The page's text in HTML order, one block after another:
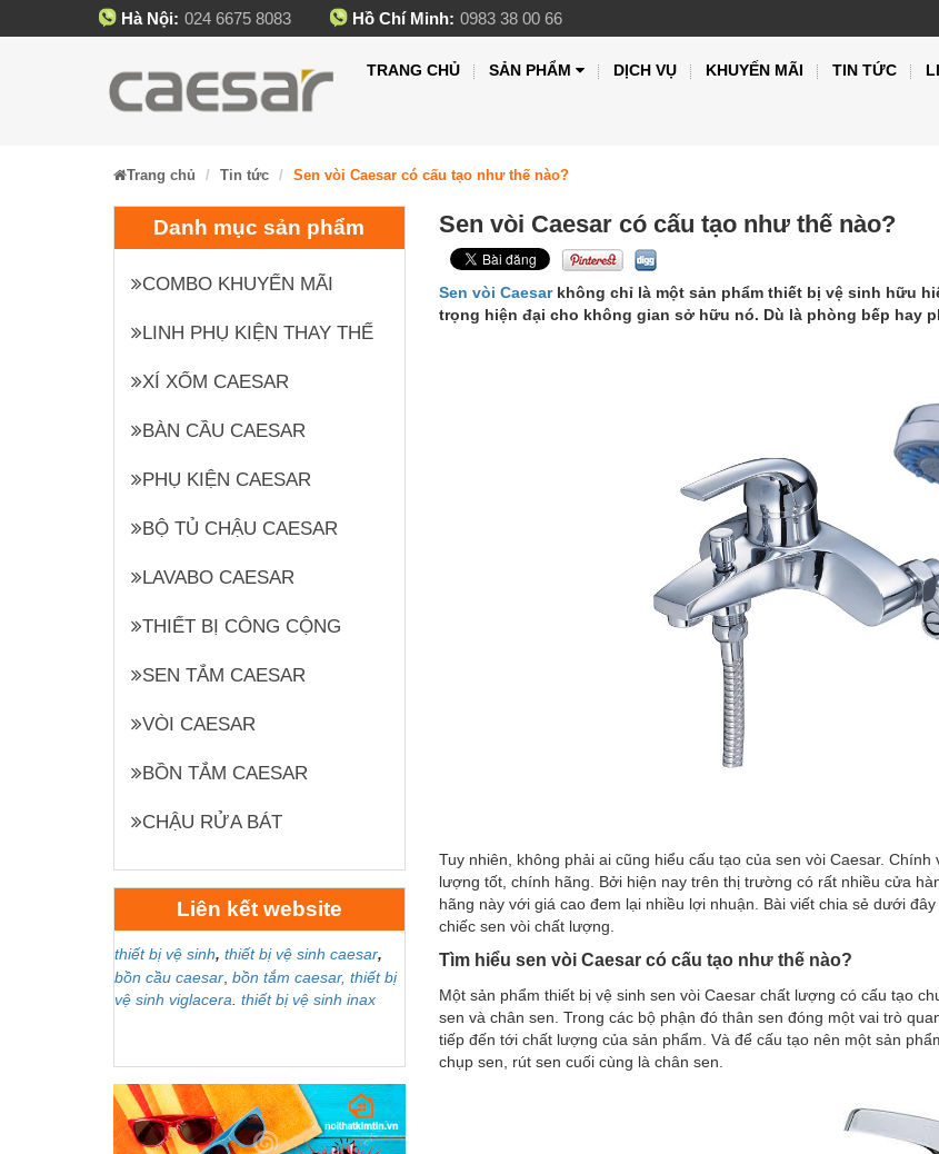
Hà Nội: 024 6675 8083 Hồ Chí Minh: 0983 38 00 66
TRANG CHỦ SẢN PHẨM DỊCH VỤ KHUYẾN MÃI TIN TỨC
Trang chủ Tin tức Sen vòi Caesar có cấu tạo như thế nào?
Danh mục sản phẩm
COMBO KHUYẾN MÃI
LINH PHỤ KIỆN THAY THẾ
XÍ XỔM CAESAR
BÀN CẦU CAESAR
PHỤ KIỆN CAESAR
BỘ TỦ CHẬU CAESAR
LAVABO CAESAR
THIẾT BỊ CÔNG CỘNG
SEN TẮM CAESAR
VÒI CAESAR
BỒN TẮM CAESAR
CHẬU RỬA BÁT
Liên kết website
thiết bị vệ sinh, thiết bị vệ sinh caesar,
bồn cầu caesar bồn tắm caesar, thiết bị
vệ sinh viglacera thiết bị vệ sinh inax
Sen vòi Caesar có cấu tạo như thế nào?
Sen vòi Caesarkhông chỉ là một sản phẩm thiết bị vệ sinh hữu
trọng hiện đại cho không gian sở hữu nó. Dù là phòng bếp hay
Tuy nhiên, không phải ai cũng hiểu cấu tạo của sen vòi Caesar.
lượng tốt, chính hãng. Bởi hiện nay trên thị trường có rất nhiều cửa
hãng này với giá cao đem lại nhiều lợi nhuận. Bài viết chia sẻ dưới
chiếc sen vòi chất lượng.
Tìm hiểu sen vòi Caesar có cấu tạo như thế nào?
Một sản phẩm thiết bị vệ sinh sen vòi Caesar chất lượng có cấu tạo
sen và chân sen. Trong các bộ phận đó thân sen đóng một vai trò
tiếp đến tới chất lượng của sản phẩm. Và để cấu tạo nên một sản
chụp sen, rút sen cuối cùng là chân sen.